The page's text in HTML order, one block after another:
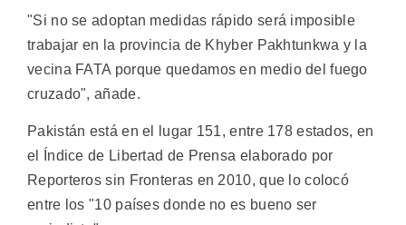
"Si no se adoptan medidas rápido será imposible
trabajar en la provincia de Khyber Pakhtunkwa y la
vecina FATA porque quedamos en medio del fuego
cruzado", añade.
Pakistán está en el lugar 151, entre 178 estados, en
el Índice de Libertad de Prensa elaborado por
Reporteros sin Fronteras en 2010, que lo colocó
entre los "10 países donde no es bueno ser